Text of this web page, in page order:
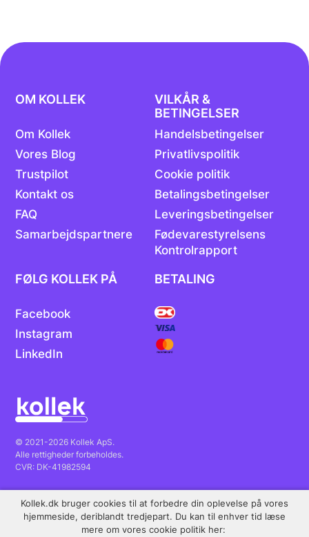
OM KOLLEK
Om Kollek
Vores Blog
Trustpilot
Kontakt os
FAQ
Samarbejdspartnere
VILKÅR &
BETINGELSER
Handelsbetingelser
Privatlivspolitik
Cookie politik
Betalingsbetingelser
Leveringsbetingelser
Fødevarestyrelsens
Kontrolrapport
FØLG KOLLEK PÅ
Facebook
Instagram
LinkedIn
BETALING
© 2021-2026 Kollek ApS.
Alle rettigheder forbeholdes.
CVR: DK-41982594
Fremragende Trustpilot
Kollek.dk bruger cookies til at forbedre din oplevelse på vores
hjemmeside, deriblandt tredjepart. Du kan til enhver tid læse
mere om vores cookie politik her: